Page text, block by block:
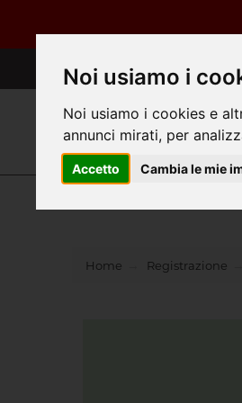
Noi usiamo i
Noi usiamo i cookies e
annunci mirati, per
Accetto Cambia le mie
Home Registrazione